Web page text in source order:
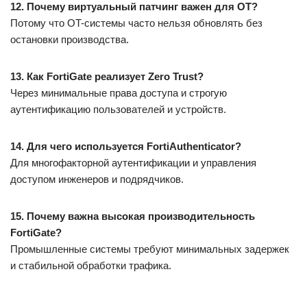
12. Почему виртуальный патчинг важен для OT?
Потому что OT-системы часто нельзя обновлять без
остановки производства.
13. Как FortiGate реализует Zero Trust?
Через минимальные права доступа и строгую
аутентификацию пользователей и устройств.
14. Для чего используется FortiAuthenticator?
Для многофакторной аутентификации и управления
доступом инженеров и подрядчиков.
15. Почему важна высокая производительность
FortiGate?
Промышленные системы требуют минимальных задержек
и стабильной обработки трафика.